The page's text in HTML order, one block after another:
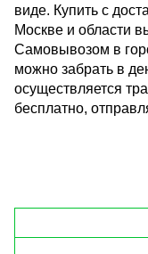
виде. Купить с
Москве и области
Самовывозом в
можно забрать в
осуществляется
бесплатно,